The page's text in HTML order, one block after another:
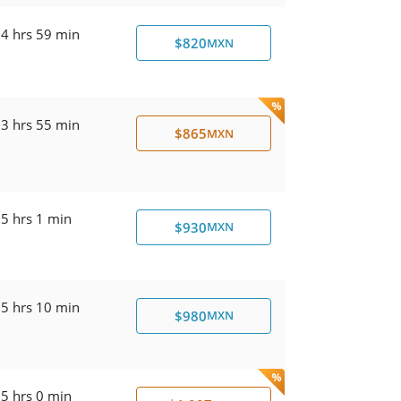
4 hrs 59 min $820MXN
3 hrs 55 min $865MXN
5 hrs 1 min $930MXN
5 hrs 10 min $980MXN
5 hrs 0 min